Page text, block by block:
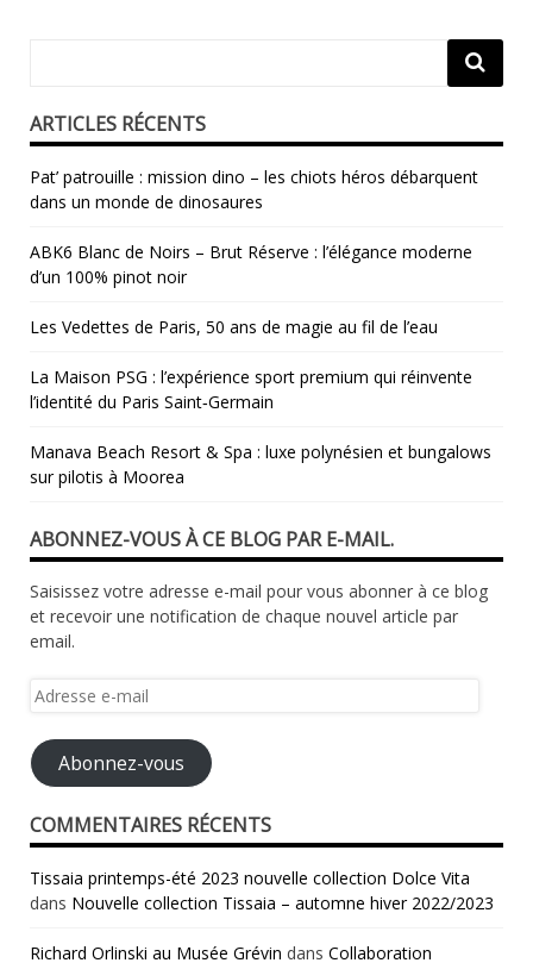
ARTICLES RÉCENTS
Pat’ patrouille : mission dino – les chiots héros débarquent
dans un monde de dinosaures
ABK6 Blanc de Noirs – Brut Réserve : l’élégance moderne
d’un 100% pinot noir
Les Vedettes de Paris, 50 ans de magie au fil de l’eau
La Maison PSG : l’expérience sport premium qui réinvente
l’identité du Paris Saint‑Germain
Manava Beach Resort & Spa : luxe polynésien et bungalows
sur pilotis à Moorea
ABONNEZ-VOUS À CE BLOG PAR E-MAIL.
Saisissez votre adresse e-mail pour vous abonner à ce blog
et recevoir une notification de chaque nouvel article par
email.
Adresse
mail
Abonnez-vous
COMMENTAIRES RÉCENTS
Tissaia printemps-été 2023 nouvelle collection Dolce Vita
dans Nouvelle collection Tissaia – automne hiver 2022/2023
Richard Orlinski au Musée Grévin dans Collaboration